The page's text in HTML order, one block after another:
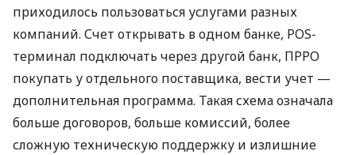
приходилось пользоваться услугами разных
компаний. Счет открывать в одном банке, POS-
терминал подключать через другой банк, ПРРО
покупать у отдельного поставщика, вести учет —
дополнительная программа. Такая схема означала
больше договоров, больше комиссий, более
сложную техническую поддержку и излишние